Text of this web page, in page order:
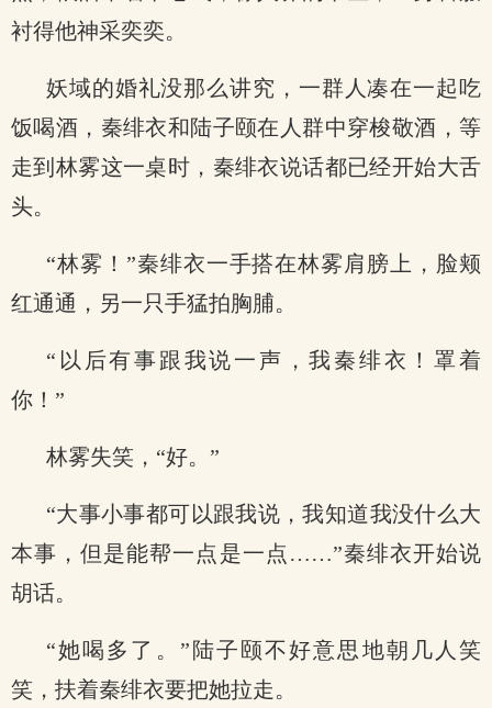
衬得他神采奕奕。
妖域的婚礼没那么讲究，一群人凑在一起吃
饭喝酒，秦绯衣和陆子颐在人群中穿梭敬酒，等
走到林雾这一桌时，秦绯衣说话都已经开始大舌
头。
“林雾！”秦绯衣一手搭在林雾肩膀上，脸颊
红通通，另一只手猛拍胸脯。
“以后有事跟我说一声，我秦绯衣！罩着
你！”
林雾失笑，“好。”
“大事小事都可以跟我说，我知道我没什么大
本事，但是能帮一点是一点……”秦绯衣开始说
胡话。
“她喝多了。”陆子颐不好意思地朝几人笑
笑，扶着秦绯衣要把她拉走。